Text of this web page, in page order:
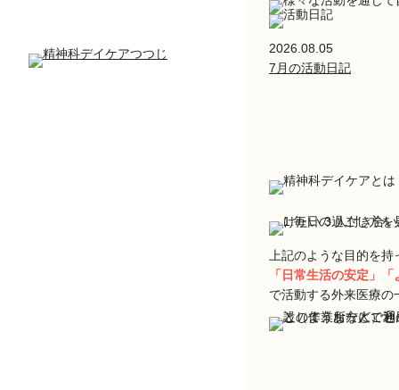
2026.08.05
7月の活動日記
上記のような目的を持
「日常生活の安定」
で活動する外来医療の